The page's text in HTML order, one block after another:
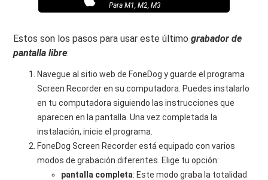
Para M1, M2, M3
Estos son los pasos para usar este últimograbador de
pantalla libre:
Navegue al sitio web de FoneDog y guarde el programa
Screen Recorder en su computadora. Puedes instalarlo
en tu computadora siguiendo las instrucciones que
aparecen en la pantalla. Una vez completada la
instalación, inicie el programa.
FoneDog Screen Recorder está equipado con varios
modos de grabación diferentes. Elige tu opción:
pantalla completa: Este modo graba la totalidad